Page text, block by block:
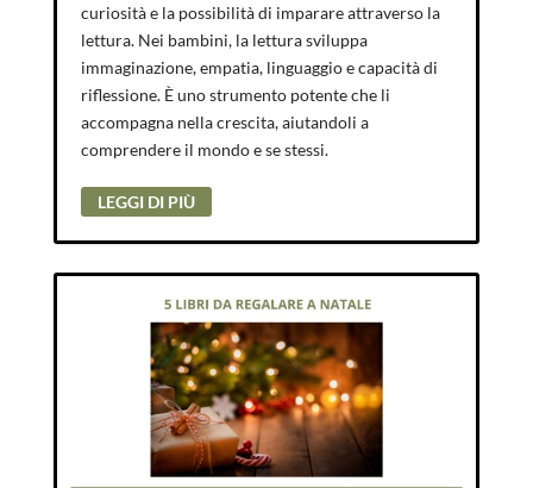
curiosità e la possibilità di imparare attraverso la
lettura. Nei bambini, la lettura sviluppa
immaginazione, empatia, linguaggio e capacità di
riflessione. È uno strumento potente che li
accompagna nella crescita, aiutandoli a
comprendere il mondo e se stessi.
LEGGI DI PIÙ